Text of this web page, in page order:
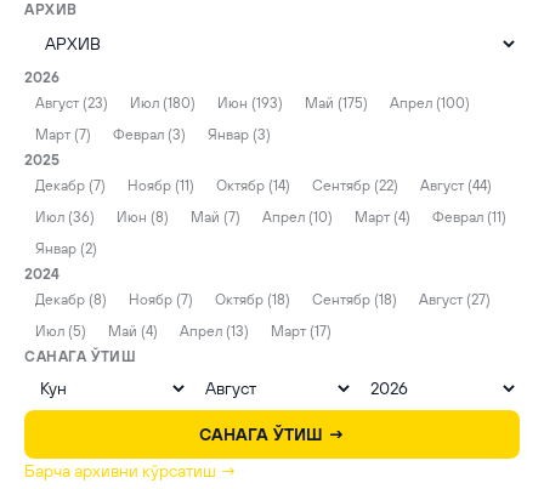
АРХИВ
2026
Август (23)
Июл (180) Июн (193) Май (175)
Апрел (100)
Март (7)
Феврал (3)
Январ (3)
2025
Декабр (7)
Ноябр (11) Октябр (14) Сентябр (22)
Август (44)
Июл (36)
Июн (8) Май (7) Апрел (10) Март (4)
Феврал (11)
Январ (2)
2024
Декабр (8)
Ноябр (7) Октябр (18) Сентябр (18)
Август (27)
Июл (5)
Май (4) Апрел (13)
Март (17)
САНАГА ЎТИШ
САНАГА ЎТИШ →
Барча архивни кўрсатиш →